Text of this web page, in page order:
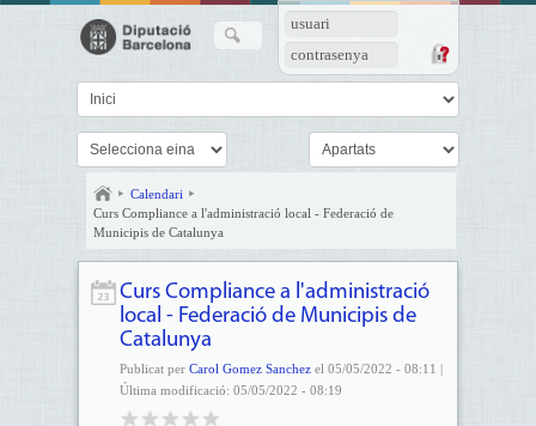
usuari
contrasenya
Calendari
Curs Compliance a l'administració local - Federació de
Municipis de Catalunya
Curs Compliance a l'administració
local - Federació de Municipis de
Catalunya
Publicat per Carol Gomez Sanchezel 05/05/2022 - 08:11 |
Última modificació: 05/05/2022 - 08:19